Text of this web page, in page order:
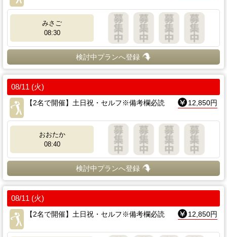
みさご
08:30
検討中プランへ登録
08/11 (火)
【2名で開催】土日祝・セルフ※備考欄必読
12,850円
おおたか
08:40
検討中プランへ登録
08/11 (火)
【2名で開催】土日祝・セルフ※備考欄必読
12,850円